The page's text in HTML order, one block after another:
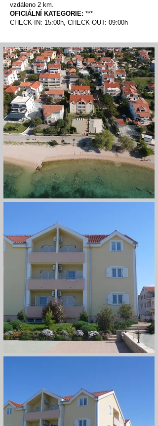
vzdáleno 2 km.
OFICIÁLNÍ KATEGORIE: ***
CHECK-IN: 15:00h, CHECK-OUT: 09:00h